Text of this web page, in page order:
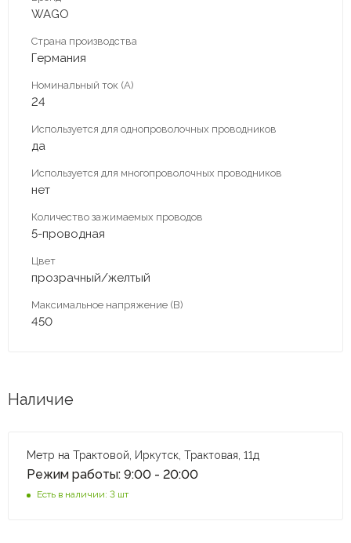
WAGO
Страна производства
Германия
Номинальный ток (А)
24
Используется для однопроволочных проводников
да
Используется для многопроволочных проводников
нет
Количество зажимаемых проводов
5-проводная
Цвет
прозрачный/желтый
Максимальное напряжение (В)
450
Наличие
Метр на Трактовой, Иркутск, Трактовая, 11д
Режим работы: 9:00 - 20:00
Есть в наличии: 3 шт